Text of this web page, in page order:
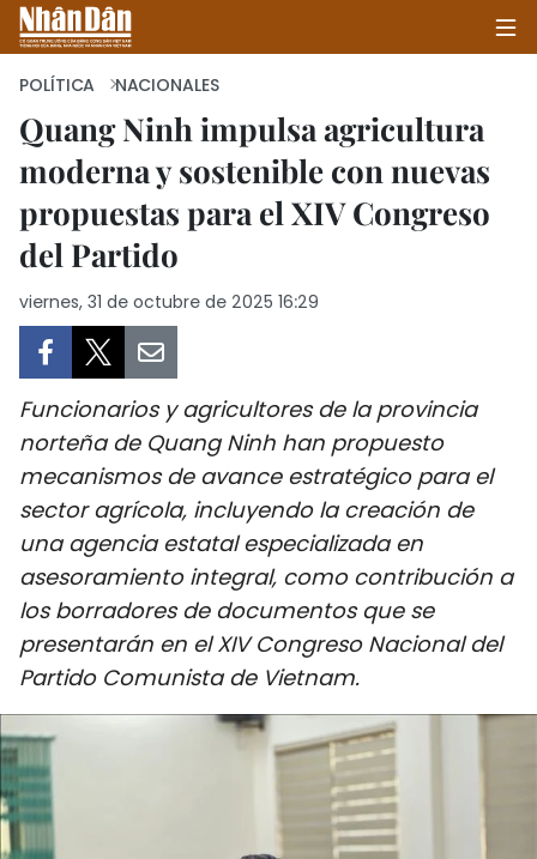
INICIO
POLÍTICA
SALUD - MEDIO AMBIENTE
CULTURA - ENTRETENIMIENTO
INTERNACIONAL
DEPORTES
VIAJES
PUENTE DE AMISTAD
HISTORIAS MULTIMEDIA
FOTOGRAFÍA
POLÍTICA NACIONALES
Quang Ninh impulsa agricultura
moderna y sostenible con nuevas
propuestas para el XIV Congreso
del Partido
viernes, 31 de octubre de 2025 16:29
Funcionarios y agricultores de la provincia
norteña de Quang Ninh han propuesto
mecanismos de avance estratégico para el
sector agrícola, incluyendo la creación de
una agencia estatal especializada en
asesoramiento integral, como contribución a
los borradores de documentos que se
presentarán en el XIV Congreso Nacional del
Partido Comunista de Vietnam.